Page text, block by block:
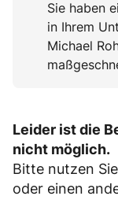
Sie haben
in Ihrem
Michael
Leider ist die
nicht möglich.
Bitte nutzen
oder einen